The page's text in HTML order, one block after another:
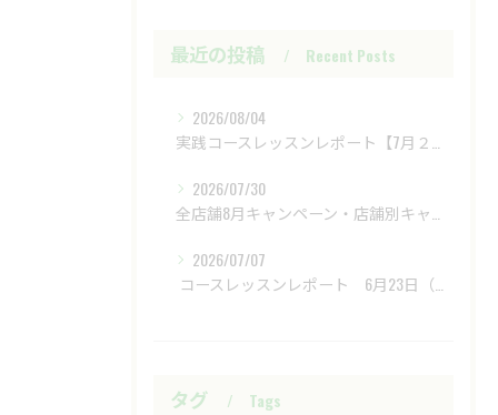
最近の投稿 Recent Posts
2026/08/04
実践コースレッスンレポート【7月２８日（火）富士レイクサイドCC】
2026/07/30
全店舗8月キャンペーン・店舗別キャンペーンもあります
2026/07/07
​ コースレッスンレポート 6月23日（火）新武蔵ヶ丘GC ​
タグ Tags